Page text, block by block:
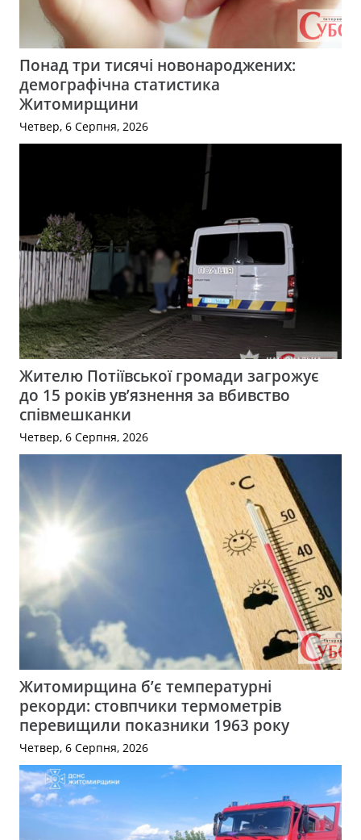
Понад три тисячі новонароджених:
демографічна статистика
Житомирщини
Четвер, 6 Серпня, 2026
Жителю Потіївської громади загрожує
до 15 років ув’язнення за вбивство
співмешканки
Четвер, 6 Серпня, 2026
Житомирщина б’є температурні
рекорди: стовпчики термометрів
перевищили показники 1963 року
Четвер, 6 Серпня, 2026